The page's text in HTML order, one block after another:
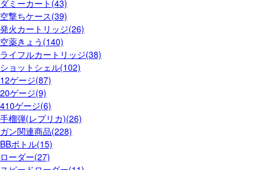
ダミーカート(43)
空撃ちケース(39)
発火カートリッジ(26)
空薬きょう(140)
ライフルカートリッジ(38)
ショットシェル(102)
12ゲージ(87)
20ゲージ(9)
410ゲージ(6)
手榴弾(レプリカ)(26)
ガン関連商品(228)
BBボトル(15)
ローダー(27)